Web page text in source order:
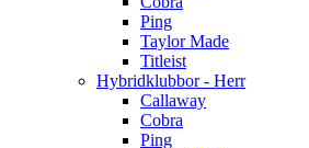
Ping
Taylor Made
Titleist
Hybridklubbor - Herr
Callaway
Cobra
Ping